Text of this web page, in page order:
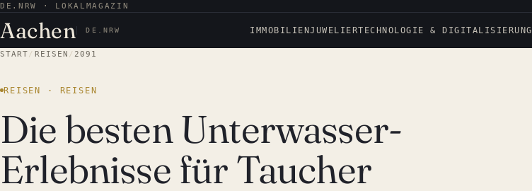
DE.NRW · LOKALMAGAZIN
Aachen DE.NRW IMMOBILIENJUWELIERTECHNOLOGIE & DIGITALISIERUNG
START/ REISEN /2091
REISEN · REISEN
Die besten Unterwasser-
Erlebnisse für Taucher